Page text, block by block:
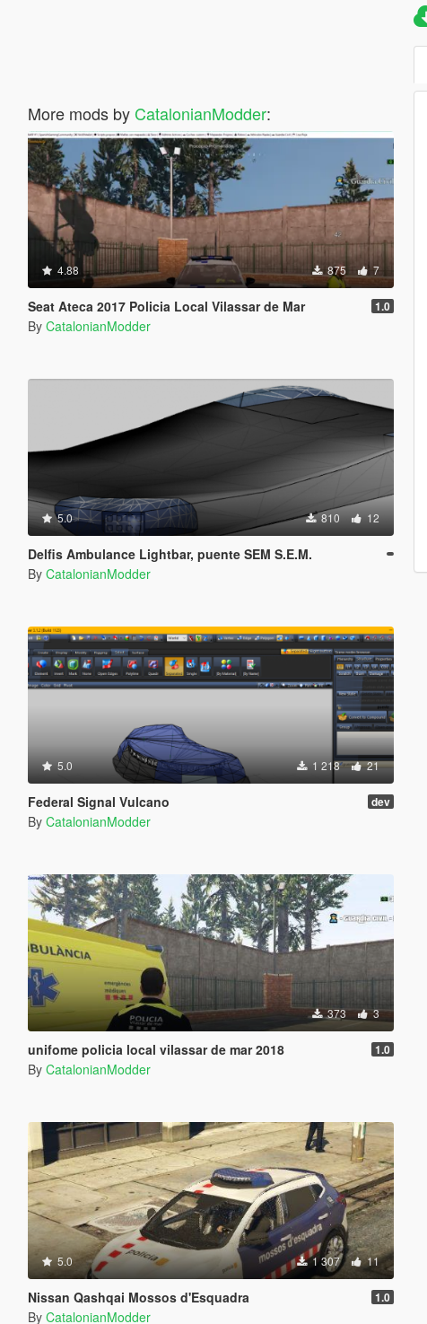
More mods by CatalonianModder:
4.88 875 7
Seat Ateca 2017 Policia Local Vilassar de Mar 1.0
By CatalonianModder
5.0 810 12
Delfis Ambulance Lightbar, puente SEM S.E.M.
By CatalonianModder
5.0 1 218 21
Federal Signal Vulcano dev
By CatalonianModder
373 3
unifome policia local vilassar de mar 2018 1.0
By CatalonianModder
5.0 1 307 11
Nissan Qashqai Mossos d'Esquadra 1.0
By CatalonianModder